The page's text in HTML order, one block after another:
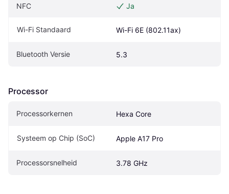
NFC Ja
Wi-Fi Standaard Wi-Fi 6E (802.11ax)
Bluetooth Versie 5.3
Processor
Processorkernen Hexa Core
Systeem op Chip (SoC) Apple A17 Pro
Processorsnelheid 3.78 GHz